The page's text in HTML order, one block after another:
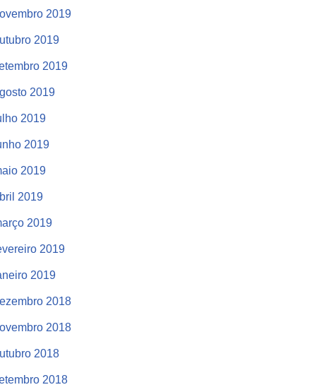
2019
2019
2019
2019
2019
2019
2019
2019
2019
2019
2019
2018
2018
2018
2018